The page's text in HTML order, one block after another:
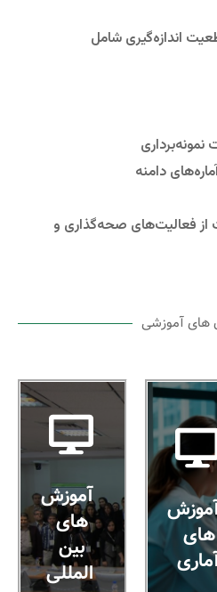
اندازه‌گیری شامل
دامنه
فعالیت‌های صحه‌گذاری و
های آموزشی
های
آموزش
های
بین
المللی